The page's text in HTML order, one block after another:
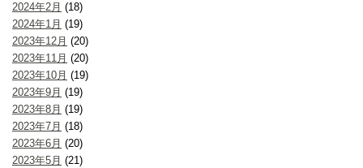
2024年2月 (18)
2024年1月 (19)
2023年12月 (20)
2023年11月 (20)
2023年10月 (19)
2023年9月 (19)
2023年8月 (19)
2023年7月 (18)
2023年6月 (20)
2023年5月 (21)